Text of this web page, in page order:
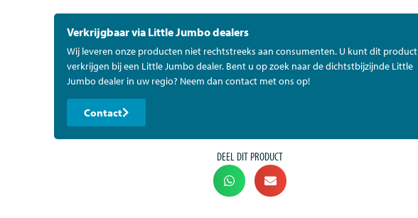
Verkrijgbaar via Little Jumbo dealers
Wij leveren onze producten niet rechtstreeks aan consumenten. U kunt dit product
verkrijgen bij een Little Jumbo dealer. Bent u op zoek naar de dichtstbijzijnde Little
Jumbo dealer in uw regio? Neem dan contact met ons op!
Contact
DEEL DIT PRODUCT